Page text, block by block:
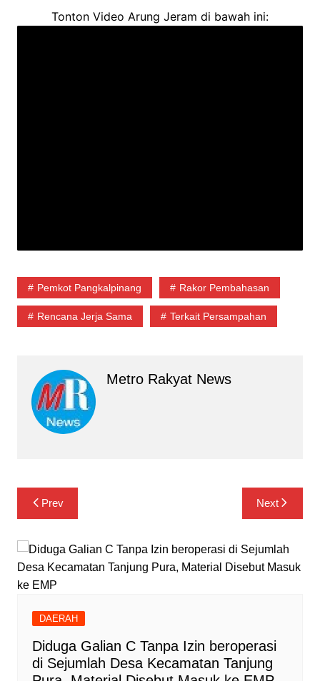
Tonton Video Arung Jeram di bawah ini:
Pemkot Pangkalpinang Rakor Pembahasan
Rencana Jerja Sama Terkait Persampahan
Metro Rakyat News
Navigasi
pos
Prev Next
DAERAH
Diduga Galian C Tanpa Izin beroperasi
di Sejumlah Desa Kecamatan Tanjung